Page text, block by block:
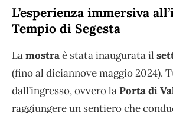
L’esperienza immersiva
Tempio di Segesta
Lamostraè stata inaugurata il
(fino al diciannove maggio 2024).
dall’ingresso, ovvero laPorta di
raggiungere un sentiero che